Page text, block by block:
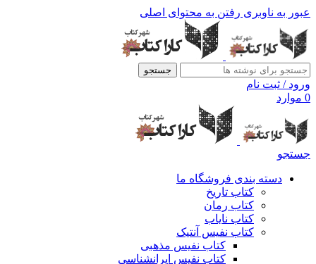
عبور به ناوبری رفتن به محتوای اصلی
جستجو
ورود / ثبت نام
0 موارد
جستجو
دسته بندی فروشگاه ما
کتاب تاریخ
کتاب رمان
کتاب نایاب
کتاب نفیس آنتیک
کتاب نفیس مذهبی
کتاب نفیس ایرانشناسی